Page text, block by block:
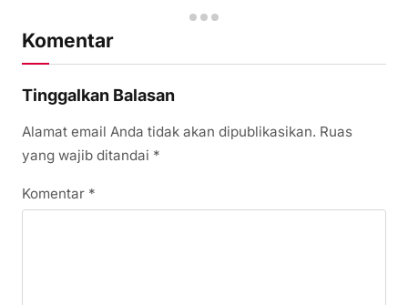
Komentar
Tinggalkan Balasan
Alamat email Anda tidak akan dipublikasikan. Ruas
yang wajib ditandai *
Komentar *